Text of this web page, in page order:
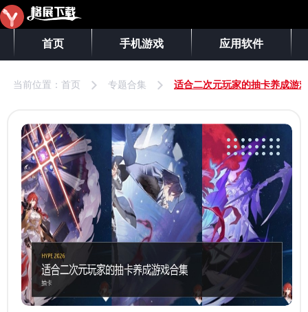
首页 手机游戏 应用软件
当前位置： 首页 专题合集 适合二次元玩家的抽卡养成游